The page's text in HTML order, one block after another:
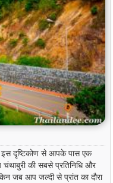
दृष्टिकोण से आपके पास एक
की सबसे प्रतिनिधि और
जब आप जल्दी से प्रांत का दौरा